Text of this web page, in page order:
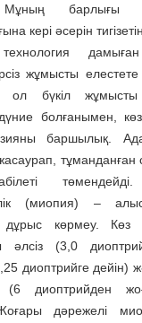
Мұның барлығы
кері әсерін
технология
жұмысты
ол бүкіл жұмысты
болғанымен,
зияны баршылық.
тұманданған
(миопия) –
дұрыс көрмеу. Көз
әлсіз (3,0
диоптрийге дейін)
(6 диоптрийден
дәрежелі